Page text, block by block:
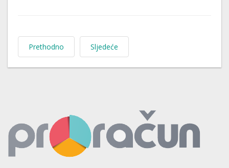
Prethodno Sljedeće